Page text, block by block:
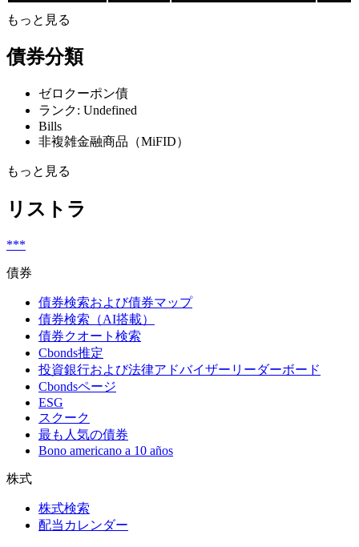
もっと見る
債券分類
ゼロクーポン債
ランク: Undefined
Bills
非複雑金融商品（MiFID）
もっと見る
リストラ
***
債券
債券検索および債券マップ
債券検索（AI搭載）
債券クオート検索
Cbonds推定
投資銀行および法律アドバイザーリーダーボード
Cbondsページ
ESG
スクーク
最も人気の債券
Bono americano a 10 años
株式
株式検索
配当カレンダー